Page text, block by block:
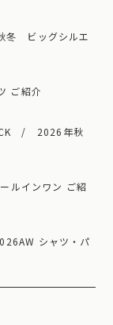
冬 ビッグシルエ
ご紹介
/ 2026年秋
ルインワン ご紹
シャツ・パ